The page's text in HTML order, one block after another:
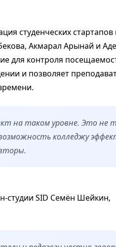
студенческих
Акмарал Арынай и
для контроля
и позволяет
на таком уровне. Это не
колледжу
студии SID Семён Шейкин,